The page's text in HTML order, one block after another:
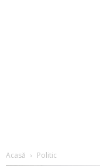
Acasă Politic